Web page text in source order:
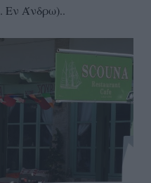
Εν Άνδρω)..